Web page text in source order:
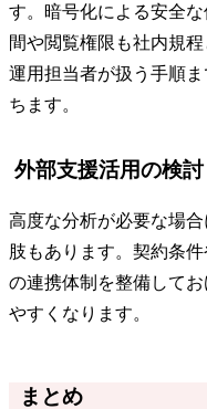
す。暗号化による安全
間や閲覧権限も社内規
運用担当者が扱う手順
ちます。
外部支援活用の検討
高度な分析が必要な場
肢もあります。契約条
の連携体制を整備して
やすくなります。
まとめ